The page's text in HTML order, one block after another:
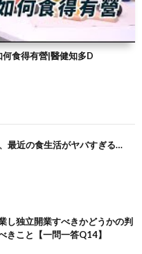
食得有營|醫健知多D
最近の食生活がヤバすぎる…
し独立開業すべきかどうかの判
きこと【一問一答Q14】